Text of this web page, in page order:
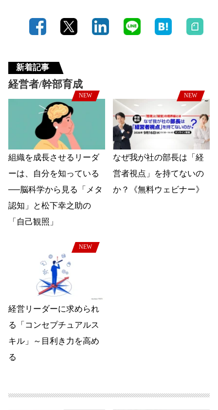
新着記事
経営者/幹部育成
NEW
組織を成長させるリーダ
ーは、自分を知っている
──脳科学から見る「メタ
認知」と松下幸之助の
「自己観照」
NEW
なぜ我が社の部長は「経
営者視点」を持てないの
か？《無料ウェビナー》
NEW
経営リーダーに求められ
る「コンセプチュアルス
キル」～目利き力を高め
る